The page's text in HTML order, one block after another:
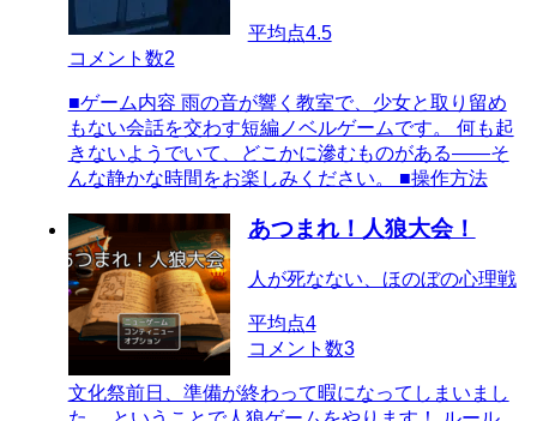
平均点4.5
コメント数2
■ゲーム内容 雨の音が響く教室で、少女と取り留め
もない会話を交わす短編ノベルゲームです。 何も起
きないようでいて、どこかに滲むものがある――そ
んな静かな時間をお楽しみください。 ■操作方法
あつまれ！人狼大会！
人が死なない、ほのぼの心理戦
平均点4
コメント数3
文化祭前日、準備が終わって暇になってしまいまし